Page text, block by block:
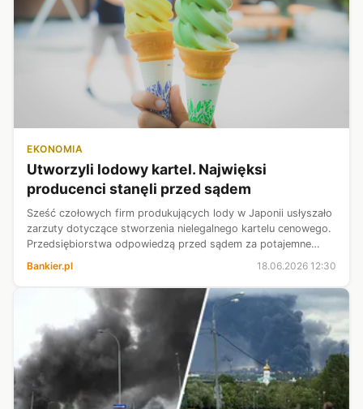
EKONOMIA
Utworzyli lodowy kartel. Najwięksi
producenci stanęli przed sądem
Sześć czołowych firm produkujących lody w Japonii usłyszało
zarzuty dotyczące stworzenia nielegalnego kartelu cenowego.
Przedsiębiorstwa odpowiedzą przed sądem za potajemne
"Independent".
Bankier.pl 18.06.2026 12:30